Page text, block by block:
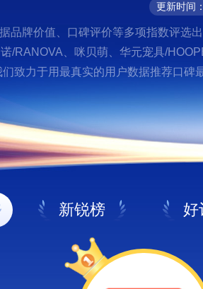
更新时间
品牌价值、口碑评价等多项指数评选
/RANOVA、咪贝萌、华元宠具/
致力于用最真实的用户数据推荐口
新锐榜 好